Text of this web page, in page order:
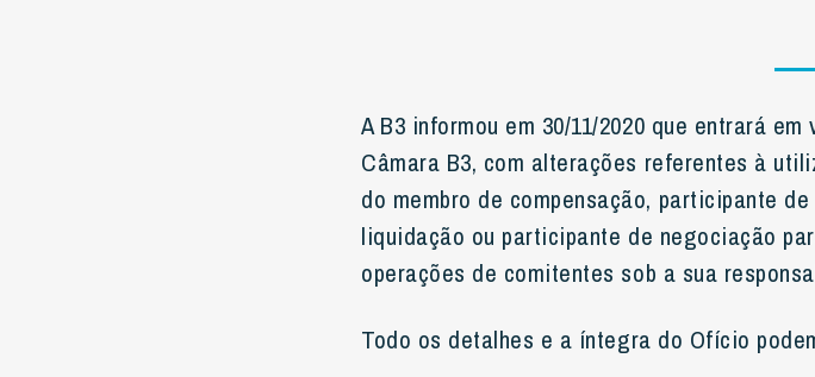
A B3 informou em 30/11/2020 que entrará
Câmara B3, com alterações referentes à
do membro de compensação, participante
liquidação ou participante de negociação
operações de comitentes sob a sua
Todo os detalhes e a íntegra do Ofício